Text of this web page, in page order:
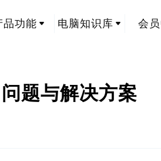
品功能 电脑知识库 会
题与解决方案